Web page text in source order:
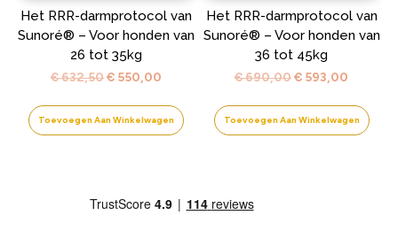
Het RRR-darmprotocol van
Sunoré® – Voor honden van
26 tot 35kg
€632,50Oorspronkelijke
was:
€ 632,50.
€ 550,00
is:
€ 550,00.
Toevoegen Aan Winkelwagen
Het RRR-darmprotocol van
Sunoré® – Voor honden van
36 tot 45kg
€690,00Oorspronkelijke
was:
€ 690,00.
€ 593,00
is:
€
Toevoegen Aan Winkelwagen